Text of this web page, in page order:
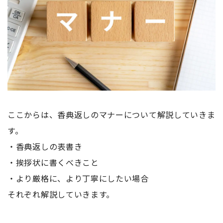
ここからは、香典返しのマナーについて解説していきま
す。
・香典返しの表書き
・挨拶状に書くべきこと
・より厳格に、より丁寧にしたい場合
それぞれ解説していきます。